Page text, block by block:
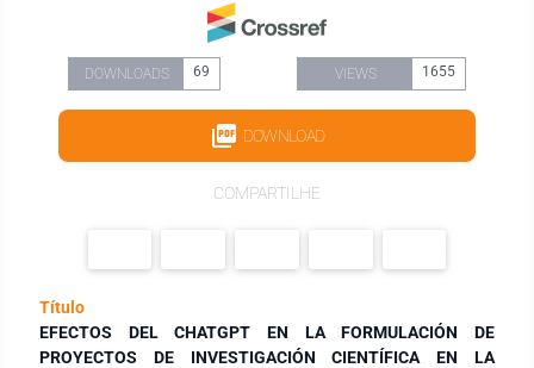
DOWNLOADS 69 VIEWS 1655
DOWNLOAD
COMPARTILHE
Título
EFECTOS DEL CHATGPT EN LA FORMULACIÓN DE
PROYECTOS DE INVESTIGACIÓN CIENTÍFICA EN LA